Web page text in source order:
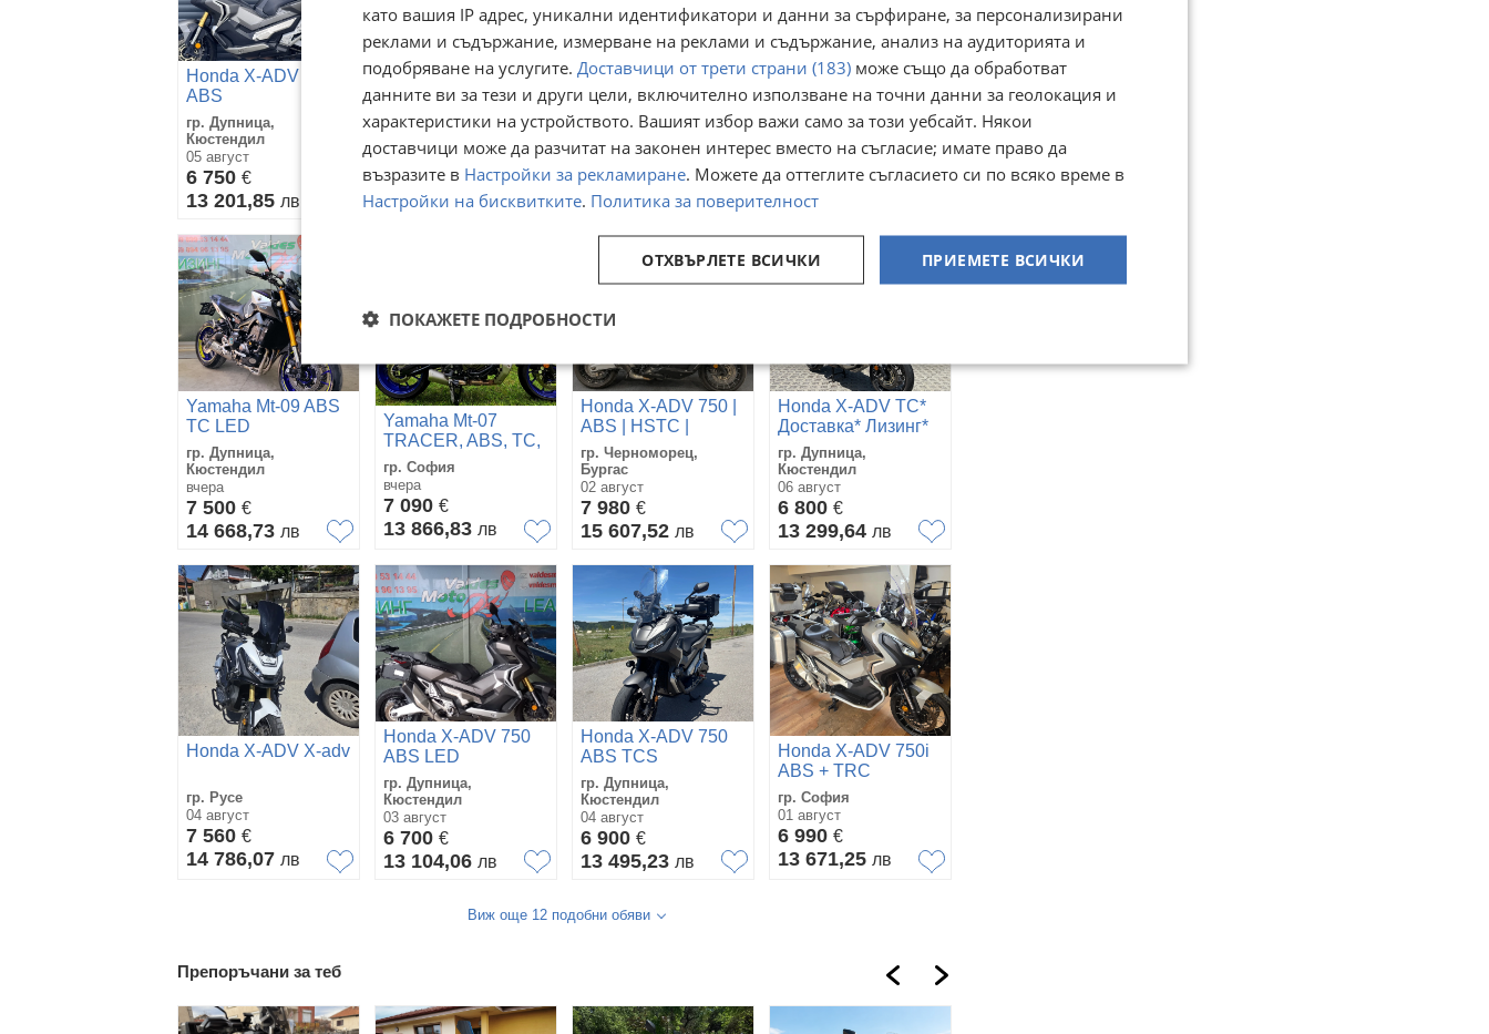
Honda X-ADV 750i
ABS
гр. Дупница,
Кюстендил
05 август
6 750 €
13 201,85 лв
Honda X-ADV ABS
TCS
гр. Дупница,
05 август
7 619€
14 901,47 лв
Honda Forza 750i
ABS TCS SERVICE
BOOK 2024!!
гр. Дупница,
вчера
7 900€
15 451,06 лв
Honda X-ADV 750*
28000км.* ТОП
06 август
7 499€
14 666,77
Yamaha Mt-09 ABS
TC LED
гр. Дупница,
Кюстендил
вчера
7 500 €
14 668,73 лв
Yamaha Mt-07
TRACER, ABS, TC,
LED TOP!!!
гр. София
вчера
7 090 €
13 866,83 лв
Honda X-ADV 750 |
ABS | HSTC |
Keyless | 25, 000км
гр. Черноморец,
Бургас
02 август
7 980 €
15 607,52 лв
Honda X-ADV TC*
Доставка* Лизинг*
Обслужване*
гр. Дупница,
Кюстендил
06 август
6 800 €
13 299,64 лв
Honda X-ADV X-adv
гр. Русе
04 август
7 560 €
14 786,07 лв
Honda X-ADV 750
ABS LED
гр. Дупница,
Кюстендил
03 август
6 700 €
13 104,06 лв
Honda X-ADV 750
ABS TCS
гр. Дупница,
Кюстендил
04 август
6 900 €
13 495,23 лв
Honda X-ADV 750i
ABS + TRС
гр. София
01 август
6 990 €
13 671,25 лв
Виж още 12 подобни обяви
Препоръчани за теб
като вашия IP адрес, уникални идентификатори и данни за сърфиране, за персонализирани
реклами и съдържание, измерване на реклами и съдържание, анализ на аудиторията и
подобряване на услугите. Доставчици от трети страни (183) може също да обработват
данните ви за тези и други цели, включително използване на точни данни за геолокация и
характеристики на устройството. Вашият избор важи само за този уебсайт. Някои
доставчици може да разчитат на законен интерес вместо на съгласие; имате право да
възразите в Настройки за рекламиране. Можете да оттеглите съгласието си по всяко време в
Настройки на бисквитките. Политика за поверителност
ПРИЕМЕТЕ ВСИЧКИ
ОТХВЪРЛЕТЕ ВСИЧКИ
ПОКАЖЕТЕ ПОДРОБНОСТИ